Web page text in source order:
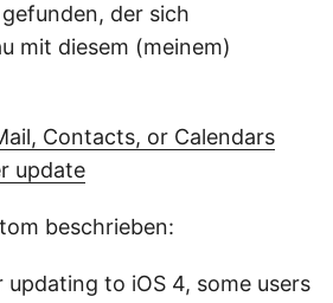
der sich
mit diesem (meinem)
Contacts, or Calendars
update
beschrieben:
updating to iOS 4, some users